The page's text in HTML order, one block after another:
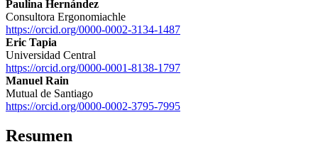
Paulina Hernández
Consultora Ergonomiachle
https://orcid.org/0000-0002-3134-1487
Eric Tapia
Universidad Central
https://orcid.org/0000-0001-8138-1797
Manuel Rain
Mutual de Santiago
https://orcid.org/0000-0002-3795-7995
Resumen